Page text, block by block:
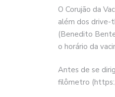
O Corujão da
além dos drive-
(Benedito
o horário da
Antes de se
filômetro